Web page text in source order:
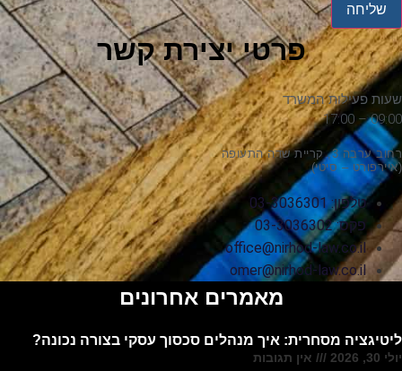
שליחה
פרטי יצירת קשר
שעות פעילות המשרד
09:00 – 17:00
רחוב ערבה 3, קריית שדה התעופה
(איירפורט – סיטי)
טלפון: 03-3036301
פקס: 03-3036302
office@nirhod-law.co.il
omer@nirhod-law.co.il
מאמרים אחרונים
ליטיגציה מסחרית: איך מנהלים סכסוך עסקי בצורה נכונה?
יולי 30, 2026 אין תגובות